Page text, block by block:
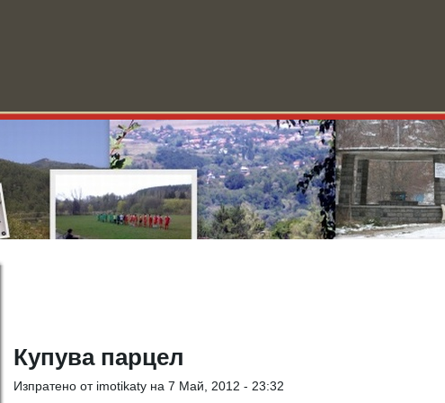
Купува парцел
Изпратено от imotikaty на 7 Май, 2012 - 23:32